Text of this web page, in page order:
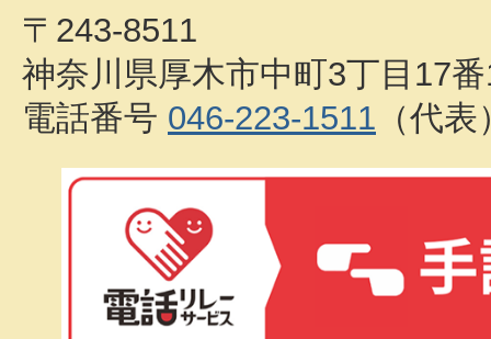
〒243-8511
神奈川県厚木市中町3丁目17
電話番号 046-223-1511 （代表